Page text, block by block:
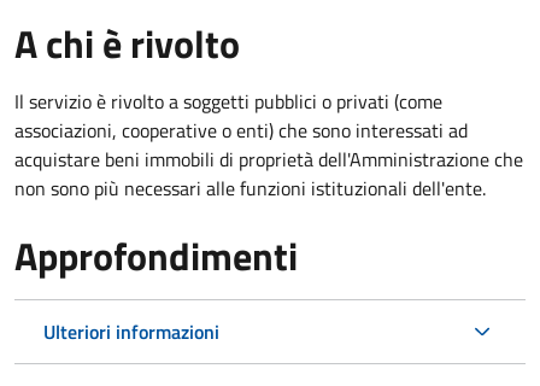
A chi è rivolto
Il servizio è rivolto a soggetti pubblici o privati (come
associazioni, cooperative o enti) che sono interessati ad
acquistare beni immobili di proprietà dell'Amministrazione che
non sono più necessari alle funzioni istituzionali dell'ente.
Approfondimenti
Ulteriori informazioni